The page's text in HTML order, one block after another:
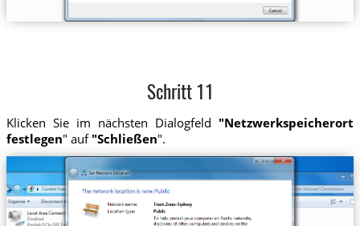
Schritt 11
Klicken Sie im nächsten Dialogfeld "Netzwerkspeicherort
festlegen" auf "Schließen".